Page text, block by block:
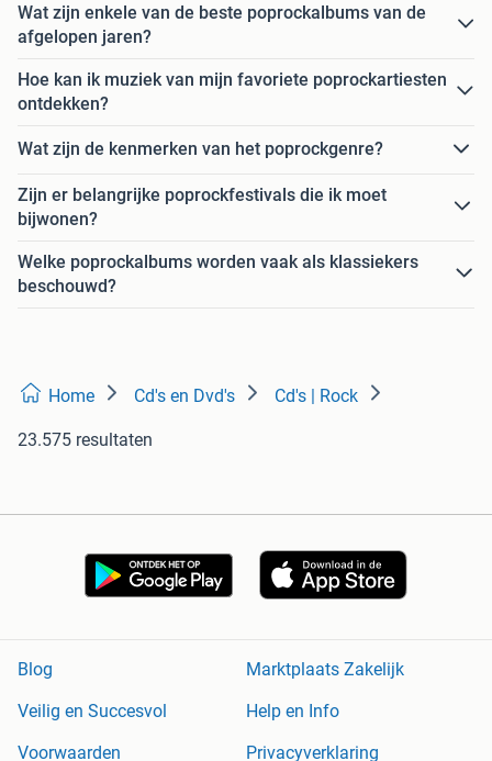
Wat zijn enkele van de beste poprockalbums van de
afgelopen jaren?
Hoe kan ik muziek van mijn favoriete poprockartiesten
ontdekken?
Wat zijn de kenmerken van het poprockgenre?
Zijn er belangrijke poprockfestivals die ik moet
bijwonen?
Welke poprockalbums worden vaak als klassiekers
beschouwd?
Home Cd's en Dvd's Cd's | Rock
23.575 resultaten
Blog
Marktplaats Zakelijk
Veilig en Succesvol
Help en Info
Voorwaarden
Privacyverklaring